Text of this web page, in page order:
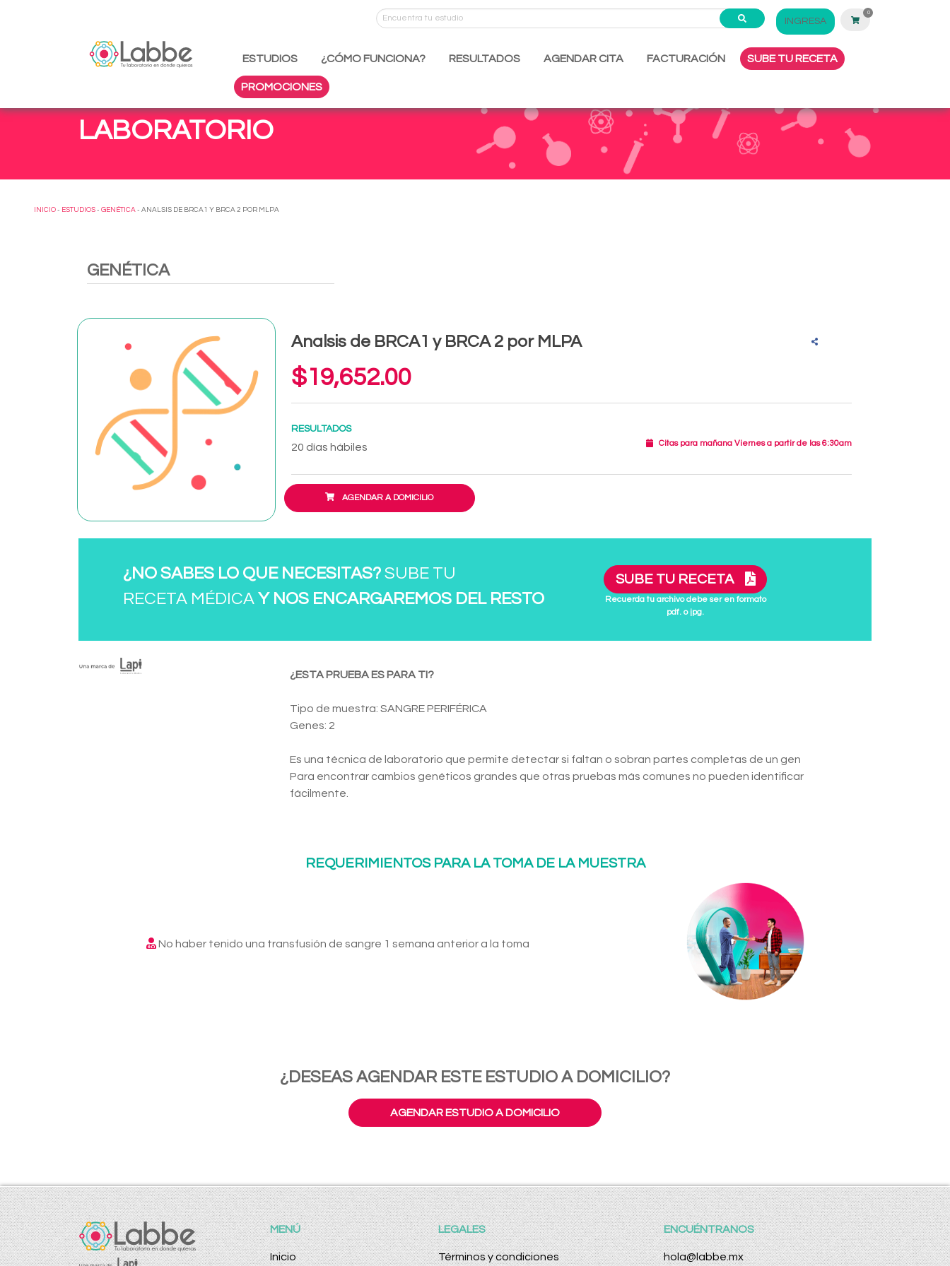
INGRESA
0
ESTUDIOS ¿CÓMO FUNCIONA? RESULTADOS AGENDAR CITA FACTURACIÓN SUBE TU RECETA
PROMOCIONES
LABORATORIO
INICIO - ESTUDIOS - GENÉTICA - ANALSIS DE BRCA1 Y BRCA 2 POR MLPA
GENÉTICA
Analsis de BRCA1 y BRCA 2 por MLPA
$19,652.00
RESULTADOS
20 días hábiles Citas para mañana Viernes a partir de las 6:30am
AGENDAR A DOMICILIO
¿NO SABES LO QUE NECESITAS? SUBE TU
RECETA MÉDICA Y NOS ENCARGAREMOS DEL RESTO
SUBE TU RECETA
Recuerda tu archivo debe ser en formato
pdf. o jpg.
¿ESTA PRUEBA ES PARA TI?
Tipo de muestra: SANGRE PERIFÉRICA
Genes: 2
Es una técnica de laboratorio que permite detectar si faltan o sobran partes completas de un gen
Para encontrar cambios genéticos grandes que otras pruebas más comunes no pueden identificar
fácilmente.
REQUERIMIENTOS PARA LA TOMA DE LA MUESTRA
No haber tenido una transfusión de sangre 1 semana anterior a la toma
¿DESEAS AGENDAR ESTE ESTUDIO A DOMICILIO?
AGENDAR ESTUDIO A DOMICILIO
MENÚ
Inicio
LEGALES
Términos y condiciones
ENCUÉNTRANOS
hola@labbe.mx